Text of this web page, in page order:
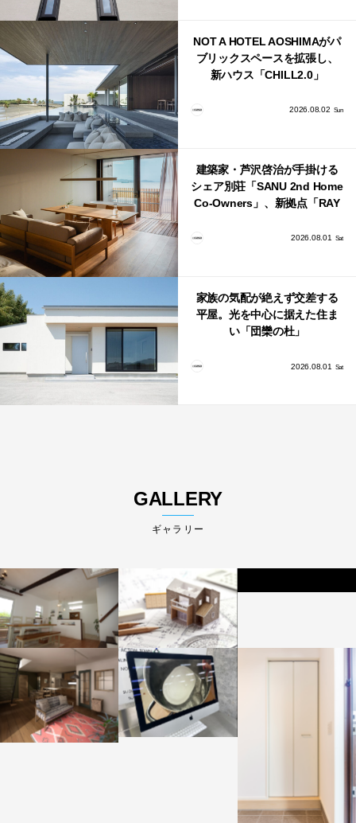
NOT A HOTEL AOSHIMAがパ
ブリックスペースを拡張し、
新ハウス「CHILL2.0」
2026.08.02 Sun
建築家・芦沢啓治が手掛ける
シェア別荘「SANU 2nd Home
Co-Owners」、新拠点「RAY
2026.08.01 Sat
家族の気配が絶えず交差する
平屋。光を中心に据えた住ま
い「団欒の杜」
2026.08.01 Sat
GALLERY
ギャラリー